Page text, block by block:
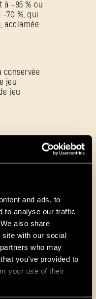
and ads, to
to analyse our traffic
also share
site with our social
who may
you’ve provided to
your use of their
à -85 % ou
-70 %, qui
acclamée
conservée
jeu
jeu
de
permet
plus
de
plus vite et
et
Voici ce
dans le
2 Stay